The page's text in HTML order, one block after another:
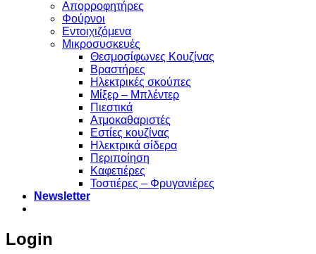
Απορροφητήρες
Φούρνοι
Εντoιχιζόμενα
Μικροσυσκευές
Θεσμοσίφωνες Κουζίνας
Βραστήρες
Ηλεκτρικές σκούπες
Μίξερ – Μπλέντερ
Πιεστικά
Ατμοκαθαριστές
Εστίες κουζίνας
Ηλεκτρικά σίδερα
Περιποίηση
Καφετιέρες
Τοστιέρες – Φρυγανιέρες
Newsletter
Login